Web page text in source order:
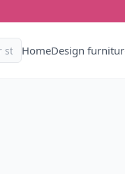
HomeDesign